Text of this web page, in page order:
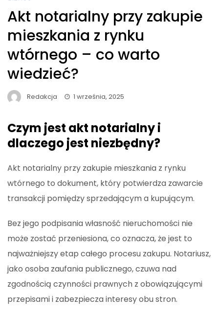
Akt notarialny przy zakupie
mieszkania z rynku
wtórnego – co warto
wiedzieć?
Redakcja 1 września, 2025
Czym jest akt notarialny i
dlaczego jest niezbędny?
Akt notarialny przy zakupie mieszkania z rynku
wtórnego to dokument, który potwierdza zawarcie
transakcji pomiędzy sprzedającym a kupującym.
Bez jego podpisania własność nieruchomości nie
może zostać przeniesiona, co oznacza, że jest to
najważniejszy etap całego procesu zakupu. Notariusz,
jako osoba zaufania publicznego, czuwa nad
zgodnością czynności prawnych z obowiązującymi
przepisami i zabezpiecza interesy obu stron.